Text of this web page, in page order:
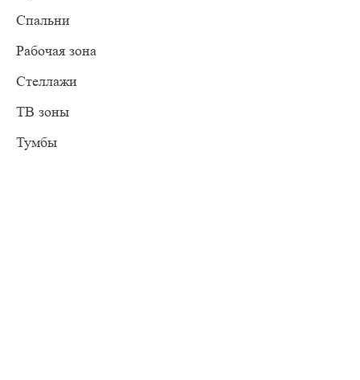
Спальни
Рабочая зона
Стеллажи
ТВ зоны
Тумбы